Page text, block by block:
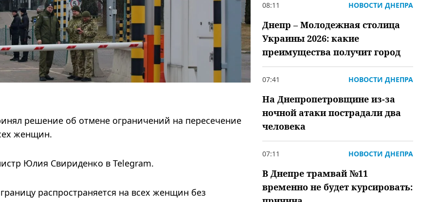
решение об отмене ограничений на пересечение
женщин.
Юлия Свириденко в Telegram.
распространяется на всех женщин без
08:11 НОВОСТИ ДНЕПРА
Днепр – Молодежная столица
Украины 2026: какие
преимущества получит город
07:41 НОВОСТИ ДНЕПРА
На Днепропетровщине из-за
ночной атаки пострадали два
человека
07:11 НОВОСТИ ДНЕПРА
В Днепре трамвай №11
временно не будет курсировать: